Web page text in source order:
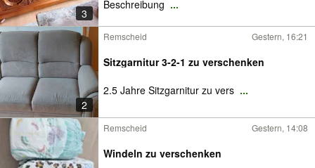
3
Beschreibung ...
2
Remscheid Gestern, 16:21
Sitzgarnitur 3-2-1 zu verschenken
2.5 Jahre Sitzgarnitur zu vers ...
Remscheid Gestern, 14:08
Windeln zu verschenken